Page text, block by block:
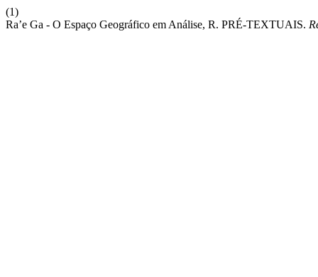
(1)
Ra’e Ga - O Espaço Geográfico em Análise, R. PRÉ-TEXTUAIS.